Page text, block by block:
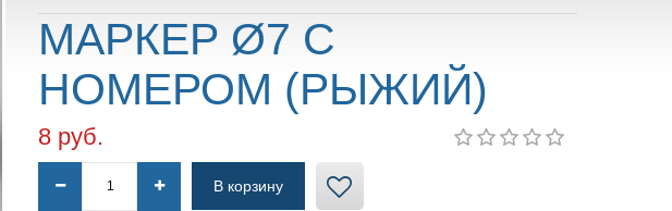
МАРКЕР Ø7 С
НОМЕРОМ (РЫЖИЙ)
8 руб.